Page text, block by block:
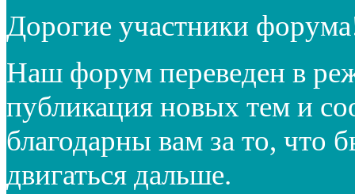
Дорогие участники
Наш форум переведен в
публикация новых тем и
благодарны вам за то, что
двигаться дальше.